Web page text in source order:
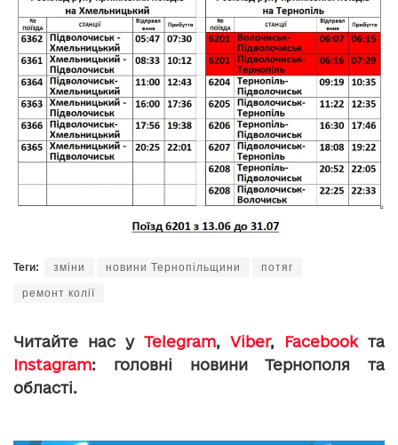
Теги: зміни новини Тернопільщини потяг
ремонт колії
Читайте нас у Telegram, Viber, Facebookта
Instagram: головні новини Тернополя та
області.